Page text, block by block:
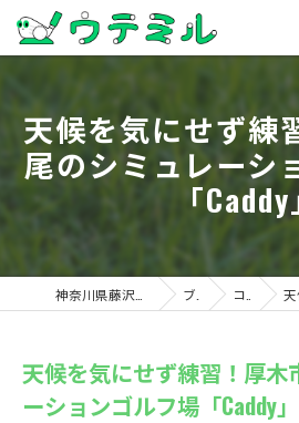
天候を気にせず練
尾のシミュレーシ
「
ブログ コラム 天候
天候を気にせず練習！厚木
ーションゴルフ場「Caddy」